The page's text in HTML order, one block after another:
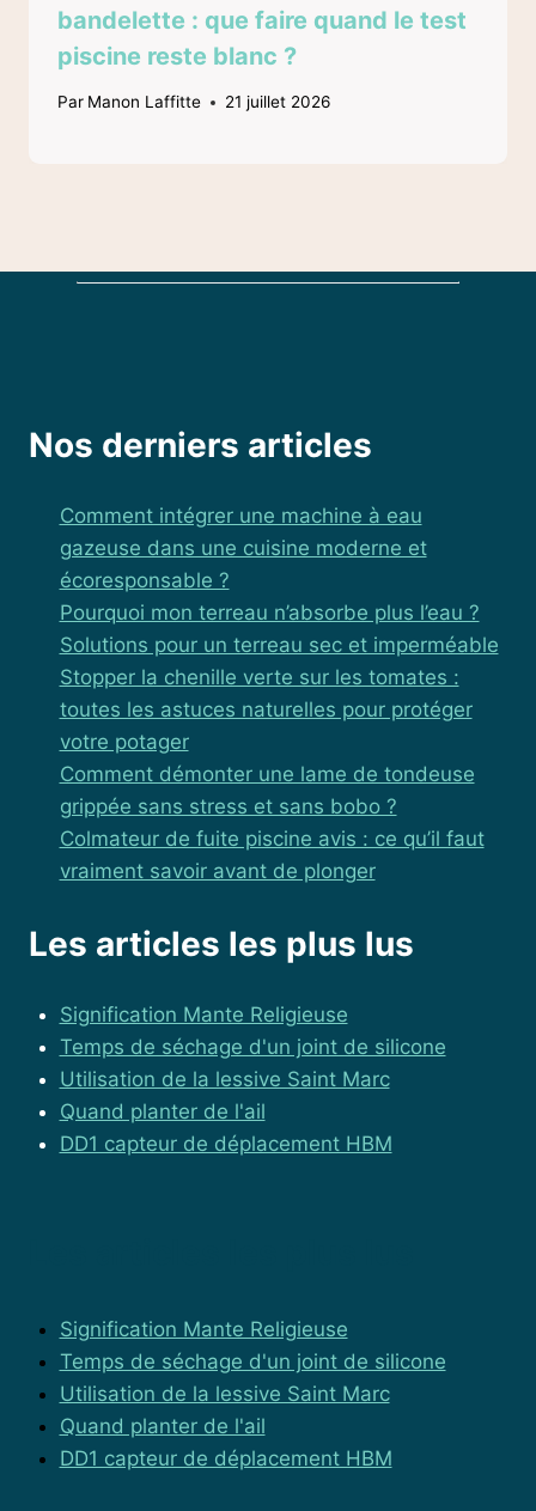
bandelette : que faire quand le test
piscine reste blanc ?
Par Manon Laffitte 21 juillet 2026
Nos derniers articles
Comment intégrer une machine à eau
gazeuse dans une cuisine moderne et
écoresponsable ?
Pourquoi mon terreau n’absorbe plus l’eau ?
Solutions pour un terreau sec et imperméable
Stopper la chenille verte sur les tomates :
toutes les astuces naturelles pour protéger
votre potager
Comment démonter une lame de tondeuse
grippée sans stress et sans bobo ?
Colmateur de fuite piscine avis : ce qu’il faut
vraiment savoir avant de plonger
Les articles les plus lus
Signification Mante Religieuse
Temps de séchage d'un joint de silicone
Utilisation de la lessive Saint Marc
Quand planter de l'ail
DD1 capteur de déplacement HBM
Signification Mante Religieuse
Temps de séchage d'un joint de silicone
Utilisation de la lessive Saint Marc
Quand planter de l'ail
DD1 capteur de déplacement HBM